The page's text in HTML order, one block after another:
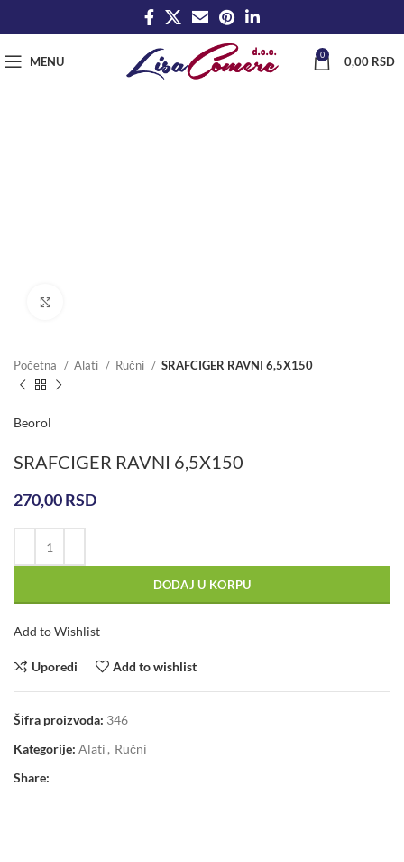
MENU 0 0,00 RSD
Početna Alati Ručni SRAFCIGER RAVNI 6,5X150
Beorol
SRAFCIGER RAVNI 6,5X150
270,00RSD
DODAJ U KORPU
Add to Wishlist
Uporedi Add to wishlist
Šifra proizvoda: 346
Kategorije: Alati , Ručni
Share: